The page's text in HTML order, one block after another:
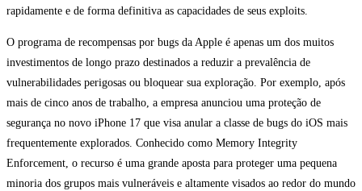
rapidamente e de forma definitiva as capacidades de seus exploits.
O programa de recompensas por bugs da Apple é apenas um dos muitos
investimentos de longo prazo destinados a reduzir a prevalência de
vulnerabilidades perigosas ou bloquear sua exploração. Por exemplo, após
mais de cinco anos de trabalho, a empresa anunciou uma proteção de
segurança no novo iPhone 17 que visa anular a classe de bugs do iOS mais
frequentemente explorados. Conhecido como Memory Integrity
Enforcement, o recurso é uma grande aposta para proteger uma pequena
minoria dos grupos mais vulneráveis e altamente visados ao redor do mundo